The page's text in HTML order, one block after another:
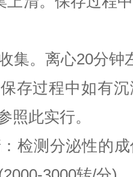
集。离心20分钟
存过程中如有
照此实行。
检测分泌性的